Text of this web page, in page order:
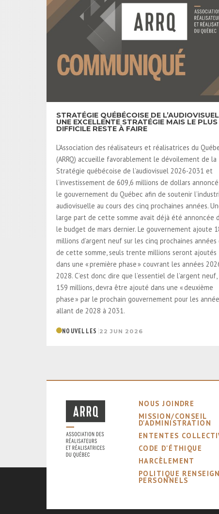
STRATÉGIE QUÉBÉCOISE DE
UNE EXCELLENTE STRATÉGIE MAIS LE PLUS
DIFFICILE RESTE À FAIRE
L’Association des réalisateurs et réalisatrices du
(ARRQ) accueille favorablement le dévoilement de la
Stratégie québécoise de l’audiovisuel 2026-2031 et
l’investissement de 609,6 millions de dollars
le gouvernement du Québec afin de soutenir
audiovisuelle au cours des cinq prochaines années.
large part de cette somme avait déjà été annoncée
le budget de mars dernier. Le gouvernement ajoute
millions d’argent neuf sur les cinq prochaines années
de cette somme, seuls trente millions seront ajoutés
dans une « première phase » couvrant les années
2028. C’est donc dire que l’essentiel de l’argent
159 millions, devra être ajouté dans une « deuxième
phase » par le prochain gouvernement pour les
allant de 2028 à 2031.
NOUVELLES 22 JUN 2026
NOUS JOINDRE
MISSION/CONSEIL
D'ADMINISTRATION
ENTENTES
CODE D'ÉTHIQUE
HARCÈLEMENT
POLITIQUE
PERSONNELS